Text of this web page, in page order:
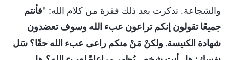
والشجاعة. تذكرت بعد ذلك فقرة من كلام الله: "فأنتم
جميعًا تقولون إنكم تراعون عبء الله وسوف تعضدون
شهادة الكنيسة. ولكنْ مَنْ منكم راعى عبء الله حقًا؟ سَل